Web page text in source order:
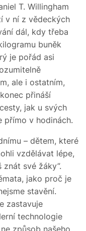
T. Willingham
v ní z vědeckých
dál, kdy třeba
buněk
je pořád asi
ale i ostatním,
přináší
jak u svých
přímo v hodinách.
– dětem, které
vzdělávat lépe,
své žáky”.
jako proč je
stavění.
zastavuje
technologie